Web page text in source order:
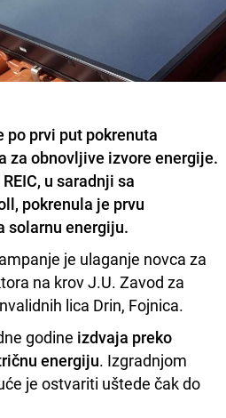
po prvi put pokrenuta
za obnovljive izvore energije.
u saradnji sa
pokrenula je prvu
solarnu energiju.
je ulaganje novca za
na krov J.U. Zavod za
lica Drin, Fojnica.
godine izdvaja preko
energiju. Izgradnjom
je ostvariti uštede čak do